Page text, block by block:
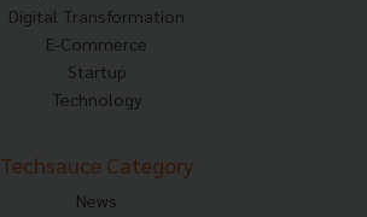
Digital Transformation
E-Commerce
Startup
Technology
Techsauce Category
News